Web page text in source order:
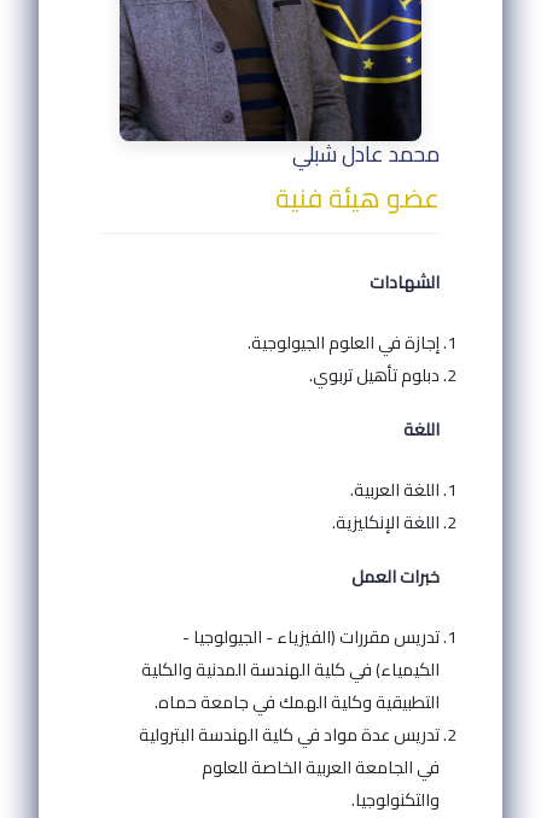
محمد عادل شبلي
عضو هيئة فنية
الشهادات
إجازة في العلوم الجيولوجية.
دبلوم تأهيل تربوي.
اللغة
اللغة العربية.
اللغة الإنكليزية.
خبرات العمل
تدريس مقررات (الفيزياء - الجيولوجيا -
الكيمياء) في كلية الهندسة المدنية والكلية
التطبيقية وكلية الهمك في جامعة حماه.
تدريس عدة مواد في كلية الهندسة البترولية
في الجامعة العربية الخاصة للعلوم
والتكنولوجيا.